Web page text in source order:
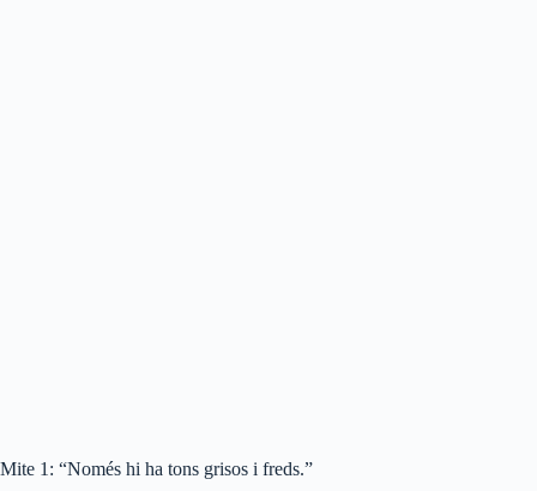
Mite 1: “Només hi ha tons grisos i freds.”